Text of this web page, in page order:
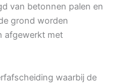
van betonnen palen en
grond worden
afgewerkt met
waarbij de